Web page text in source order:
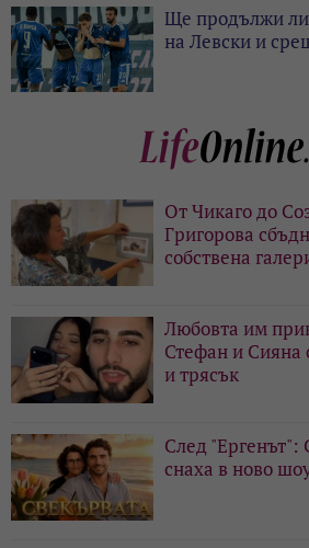
Ще продължи
на Левски и
От Чикаго до
Григорова
собствена
Любовта им
Стефан и Сияна
и трясък
След "Ергенът":
снаха в ново